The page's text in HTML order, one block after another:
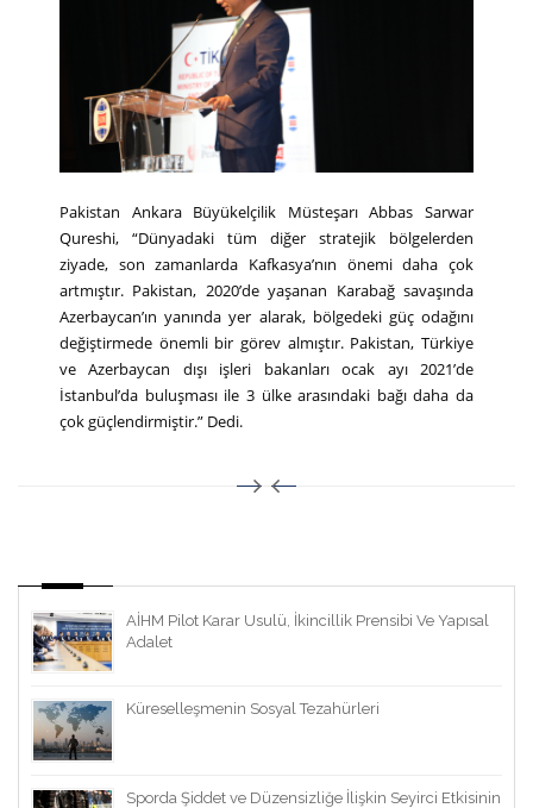
Pakistan Ankara Büyükelçilik Müsteşarı Abbas Sarwar
Qureshi, “Dünyadaki tüm diğer stratejik bölgelerden
ziyade, son zamanlarda Kafkasya’nın önemi daha çok
artmıştır. Pakistan, 2020’de yaşanan Karabağ savaşında
Azerbaycan’ın yanında yer alarak, bölgedeki güç odağını
değiştirmede önemli bir görev almıştır. Pakistan, Türkiye
ve Azerbaycan dışı işleri bakanları ocak ayı 2021’de
İstanbul’da buluşması ile 3 ülke arasındaki bağı daha da
çok güçlendirmiştir.” Dedi.
AİHM Pilot Karar Usulü, İkincillik Prensibi Ve Yapısal
Adalet
Küreselleşmenin Sosyal Tezahürleri
Sporda Şiddet ve Düzensizliğe İlişkin Seyirci Etkisinin